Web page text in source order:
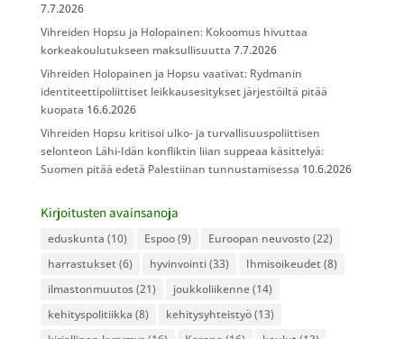
7.7.2026
Vihreiden Hopsu ja Holopainen: Kokoomus hivuttaa
korkeakoulutukseen maksullisuutta 7.7.2026
Vihreiden Holopainen ja Hopsu vaativat: Rydmanin
identiteettipoliittiset leikkausesitykset järjestöiltä pitää
kuopata 16.6.2026
Vihreiden Hopsu kritisoi ulko- ja turvallisuuspoliittisen
selonteon Lähi-Idän konfliktin liian suppeaa käsittelyä:
Suomen pitää edetä Palestiinan tunnustamisessa 10.6.2026
Kirjoitusten avainsanoja
eduskunta (10) Espoo(9) Euroopan neuvosto(22)
harrastukset (6) hyvinvointi(33) Ihmisoikeudet (8)
ilmastonmuutos(21) joukkoliikenne(14)
kehityspolitiikka (8) kehitysyhteistyö(13)